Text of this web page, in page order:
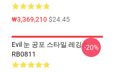
₩3,369,210$24.45
Evil 눈 공포 스타일 레깅스
RB0811
-20%